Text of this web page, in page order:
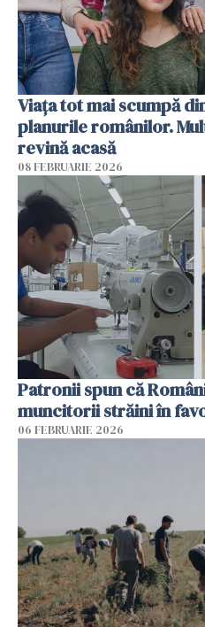
Viața tot mai scumpă
planurile românilor.
revină acasă
08 FEBRUARIE 2026
Patronii spun că
muncitorii străini în
06 FEBRUARIE 2026